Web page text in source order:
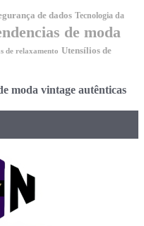
de dados Tecnologia da
de moda
de relaxamento Utensílios de
moda vintage autênticas